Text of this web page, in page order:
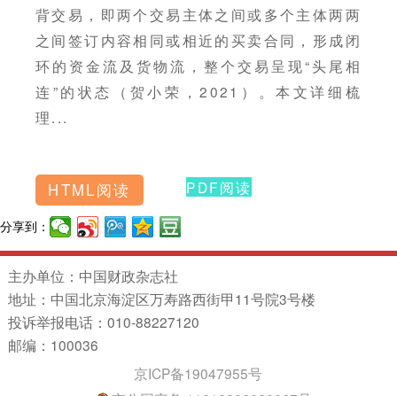
背交易，即两个交易主体之间或多个主体两两
之间签订内容相同或相近的买卖合同，形成闭
环的资金流及货物流，整个交易呈现“头尾相
连”的状态（贺小荣，2021）。本文详细梳
理...
HTML阅读 PDF阅读
分享到：
主办单位：中国财政杂志社
地址：中国北京海淀区万寿路西街甲11号院3号楼
投诉举报电话：010-88227120
邮编：100036
京ICP备19047955号